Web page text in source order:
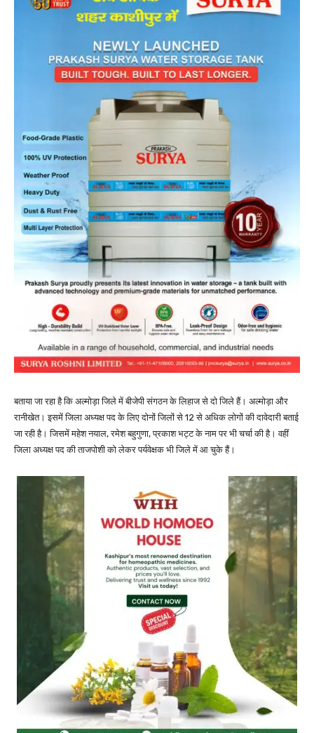
बताया जा रहा है कि अल्मोड़ा जिले में बीजेपी संगठन के लिहाज से दो जिले हैं। अल्मोड़ा और
रानीखेत। इसमें जिला अध्यक्ष पद के लिए दोनों जिलों से 12 से अधिक लोगों की दावेदारी बताई
जा रही है। जिसमें महेश नयाल, रमेश बहुगुणा, प्रकाश भट्ट के नाम पर भी चर्चा की है। वहीं
जिला अध्यक्ष पद की ताजपोशी को लेकर पर्यवेक्षक भी जिले में आ चुके हैं।